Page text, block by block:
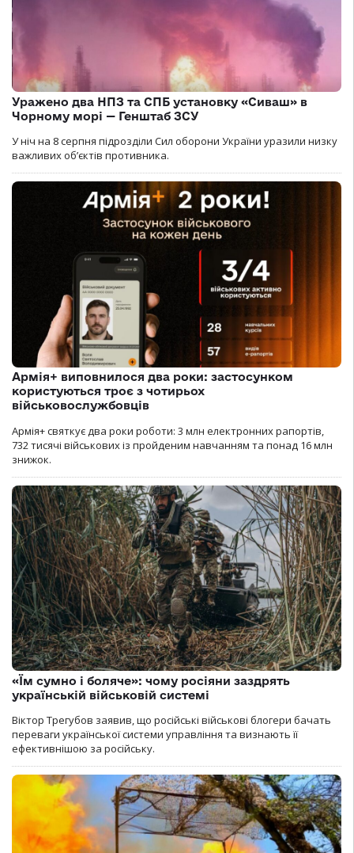
Уражено два НПЗ та СПБ установку «Сиваш» в
Чорному морі — Генштаб ЗСУ
У ніч на 8 серпня підрозділи Сил оборони України уразили низку
важливих об’єктів противника.
Армія+ виповнилося два роки: застосунком
користуються троє з чотирьох
військовослужбовців
Армія+ святкує два роки роботи: 3 млн електронних рапортів,
732 тисячі військових із пройденим навчанням та понад 16 млн
знижок.
«Їм сумно і боляче»: чому росіяни заздрять
українській військовій системі
Віктор Трегубов заявив, що російські військові блогери бачать
переваги української системи управління та визнають її
ефективнішою за російську.